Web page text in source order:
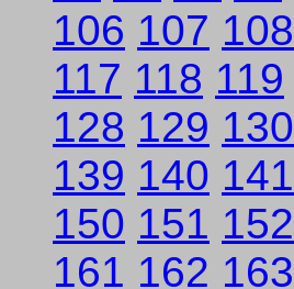
106 107 108
117 118 119
128 129 130
139 140 141
150 151 152
161 162 163